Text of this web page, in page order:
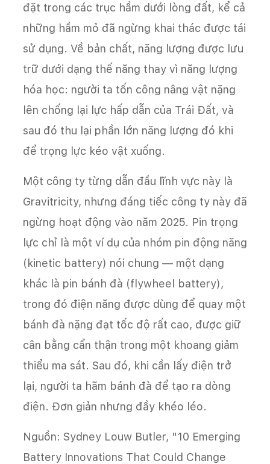
đặt trong các trục hầm dưới lòng đất, kể cả
những hầm mỏ đã ngừng khai thác được tái
sử dụng. Về bản chất, năng lượng được lưu
trữ dưới dạng thế năng thay vì năng lượng
hóa học: người ta tốn công nâng vật nặng
lên chống lại lực hấp dẫn của Trái Đất, và
sau đó thu lại phần lớn năng lượng đó khi
để trọng lực kéo vật xuống.
Một công ty từng dẫn đầu lĩnh vực này là
Gravitricity, nhưng đáng tiếc công ty này đã
ngừng hoạt động vào năm 2025. Pin trọng
lực chỉ là một ví dụ của nhóm pin động năng
(kinetic battery) nói chung — một dạng
khác là pin bánh đà (flywheel battery),
trong đó điện năng được dùng để quay một
bánh đà nặng đạt tốc độ rất cao, được giữ
cân bằng cẩn thận trong một khoang giảm
thiểu ma sát. Sau đó, khi cần lấy điện trở
lại, người ta hãm bánh đà để tạo ra dòng
điện. Đơn giản nhưng đầy khéo léo.
Nguồn: Sydney Louw Butler, "10 Emerging
Battery Innovations That Could Change